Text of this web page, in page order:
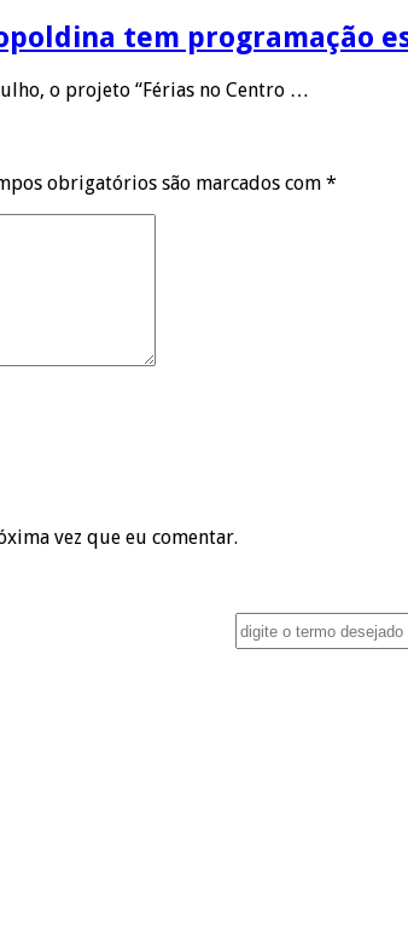
tem programação
o projeto “Férias no Centro …
obrigatórios são marcados com *
vez que eu comentar.